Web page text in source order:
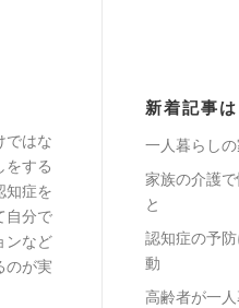
ではな
をする
知症を
自分で
ンなど
のが実
新着記事
一人暮らし
家族の介護
と
認知症の予
動
高齢者が一